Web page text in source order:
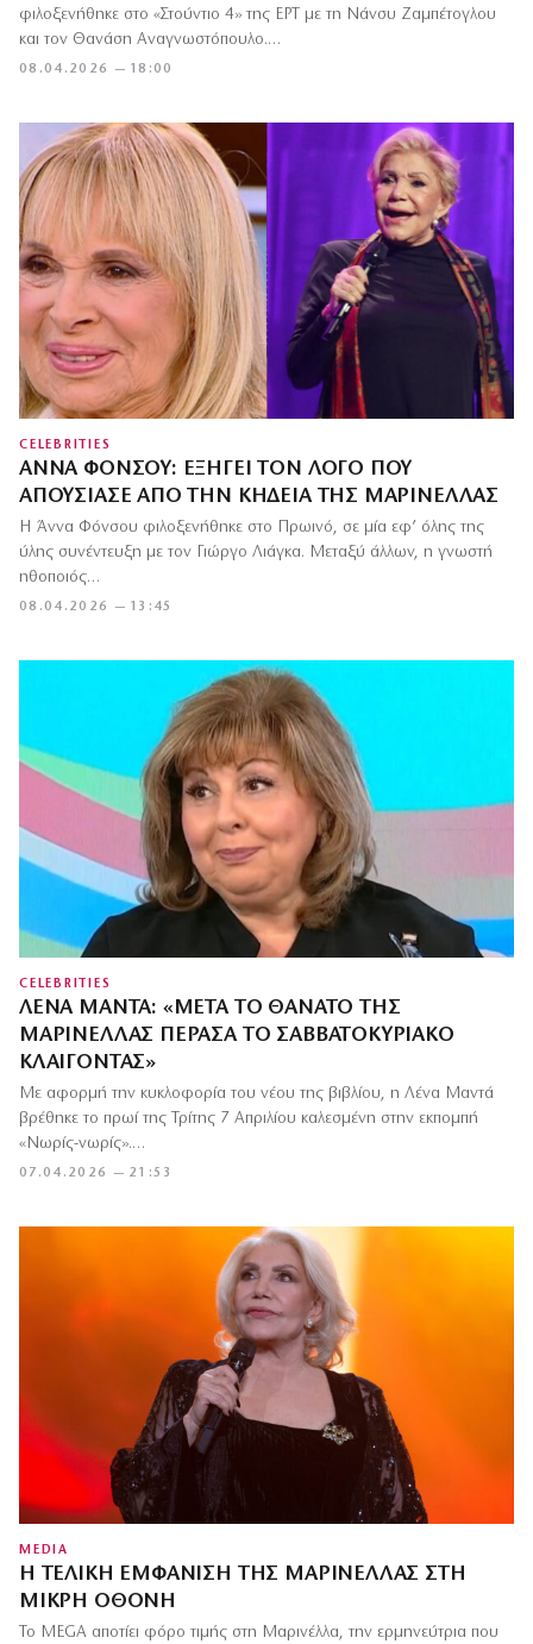
08.04.2026 — 18:00
φιλοξενήθηκε στο «Στούντιο 4» της ΕΡΤ με τη Νάνσυ Ζαμπέτογλου
και τον Θανάση Αναγνωστόπουλο.…
CELEBRITIES
ΆΝΝΑ ΦΌΝΣΟΥ: ΕΞΗΓΕΊ ΤΟΝ ΛΌΓΟ ΠΟΥ
ΑΠΟΥΣΊΑΣΕ ΑΠΌ ΤΗΝ ΚΗΔΕΊΑ ΤΗΣ ΜΑΡΙΝΈΛΛΑΣ
08.04.2026 — 13:45
Η Άννα Φόνσου φιλοξενήθηκε στο Πρωινό, σε μία εφ’ όλης της
ύλης συνέντευξη με τον Γιώργο Λιάγκα. Μεταξύ άλλων, η γνωστή
ηθοποιός…
CELEBRITIES
ΛΈΝΑ ΜΑΝΤΆ: «ΜΕΤΆ ΤΟ ΘΆΝΑΤΟ ΤΗΣ
ΜΑΡΙΝΈΛΛΑΣ ΠΈΡΑΣΑ ΤΟ ΣΑΒΒΑΤΟΚΎΡΙΑΚΟ
ΚΛΑΊΓΟΝΤΑΣ»
07.04.2026 — 21:53
Με αφορμή την κυκλοφορία του νέου της βιβλίου, η Λένα Μαντά
βρέθηκε το πρωί της Τρίτης 7 Απριλίου καλεσμένη στην εκπομπή
«Νωρίς-νωρίς».…
MEDIA
Η ΤΕΛΙΚΉ ΕΜΦΆΝΙΣΗ ΤΗΣ ΜΑΡΙΝΈΛΛΑΣ ΣΤΗ
ΜΙΚΡΉ ΟΘΌΝΗ
Το MEGA αποτίει φόρο τιμής στη Μαρινέλλα, την ερμηνεύτρια που